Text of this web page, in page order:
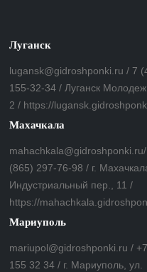
Луганск
lugansk@gidroshponki.ru / 7
155-32-34 / Луганск
2 / https://
Махачкала
(865) 297-76-98 / г.
Индустриальный пер., 11 /
https://
Мариуполь
mariupol@gidroshponki.ru /
155 32 34 / г. Мариуполь, ул.